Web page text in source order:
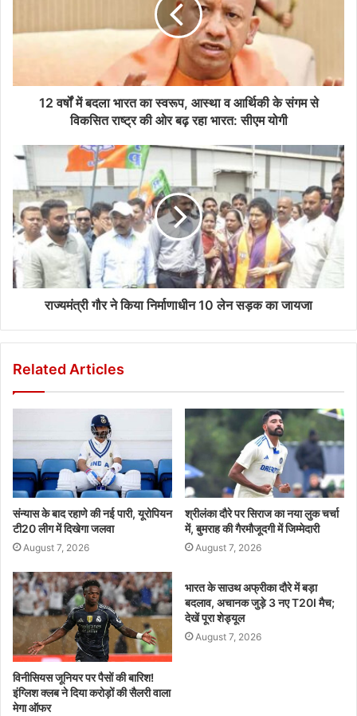
12 वर्षों में बदला भारत का स्वरूप, आस्था व आर्थिकी के संगम से
विकसित राष्ट्र की ओर बढ़ रहा भारत: सीएम योगी
राज्यमंत्री गौर ने किया निर्माणाधीन 10 लेन सड़क का जायजा
Related Articles
संन्यास के बाद रहाणे की नई पारी, यूरोपियन
टी20 लीग में दिखेगा जलवा
August 7, 2026
श्रीलंका दौरे पर सिराज का नया लुक चर्चा
में, बुमराह की गैरमौजूदगी में जिम्मेदारी
August 7, 2026
विनीसियस जूनियर पर पैसों की बारिश!
इंग्लिश क्लब ने दिया करोड़ों की सैलरी वाला
मेगा ऑफर
भारत के साउथ अफ्रीका दौरे में बड़ा
बदलाव, अचानक जुड़े 3 नए T20I मैच;
देखें पूरा शेड्यूल
August 7, 2026